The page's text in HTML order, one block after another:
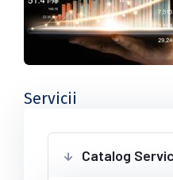
Servicii
Catalog